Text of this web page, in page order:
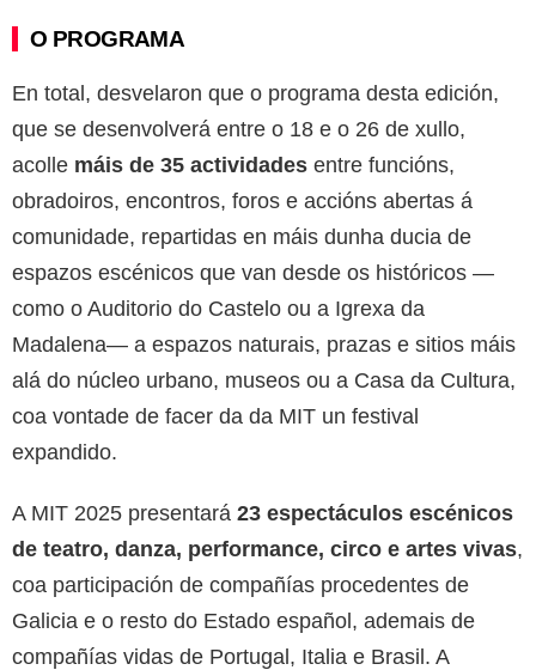
O PROGRAMA
En total, desvelaron que o programa desta edición,
que se desenvolverá entre o 18 e o 26 de xullo,
acolle máis de 35 actividades entre funcións,
obradoiros, encontros, foros e accións abertas á
comunidade, repartidas en máis dunha ducia de
espazos escénicos que van desde os históricos —
como o Auditorio do Castelo ou a Igrexa da
Madalena— a espazos naturais, prazas e sitios máis
alá do núcleo urbano, museos ou a Casa da Cultura,
coa vontade de facer da da MIT un festival
expandido.
A MIT 2025 presentará 23 espectáculos escénicos
de teatro, danza, performance, circo e artes vivas,
coa participación de compañías procedentes de
Galicia e o resto do Estado español, ademais de
compañías vidas de Portugal, Italia e Brasil. A